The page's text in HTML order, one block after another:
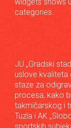
categories.
JU „Gradski
uslove kvaliteta
staze za
procesa, kako
takmičarskog i
Tuzla i AK